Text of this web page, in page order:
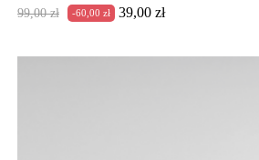
Cena
99,00 zł -60,00 zł Cena
39,00 zł